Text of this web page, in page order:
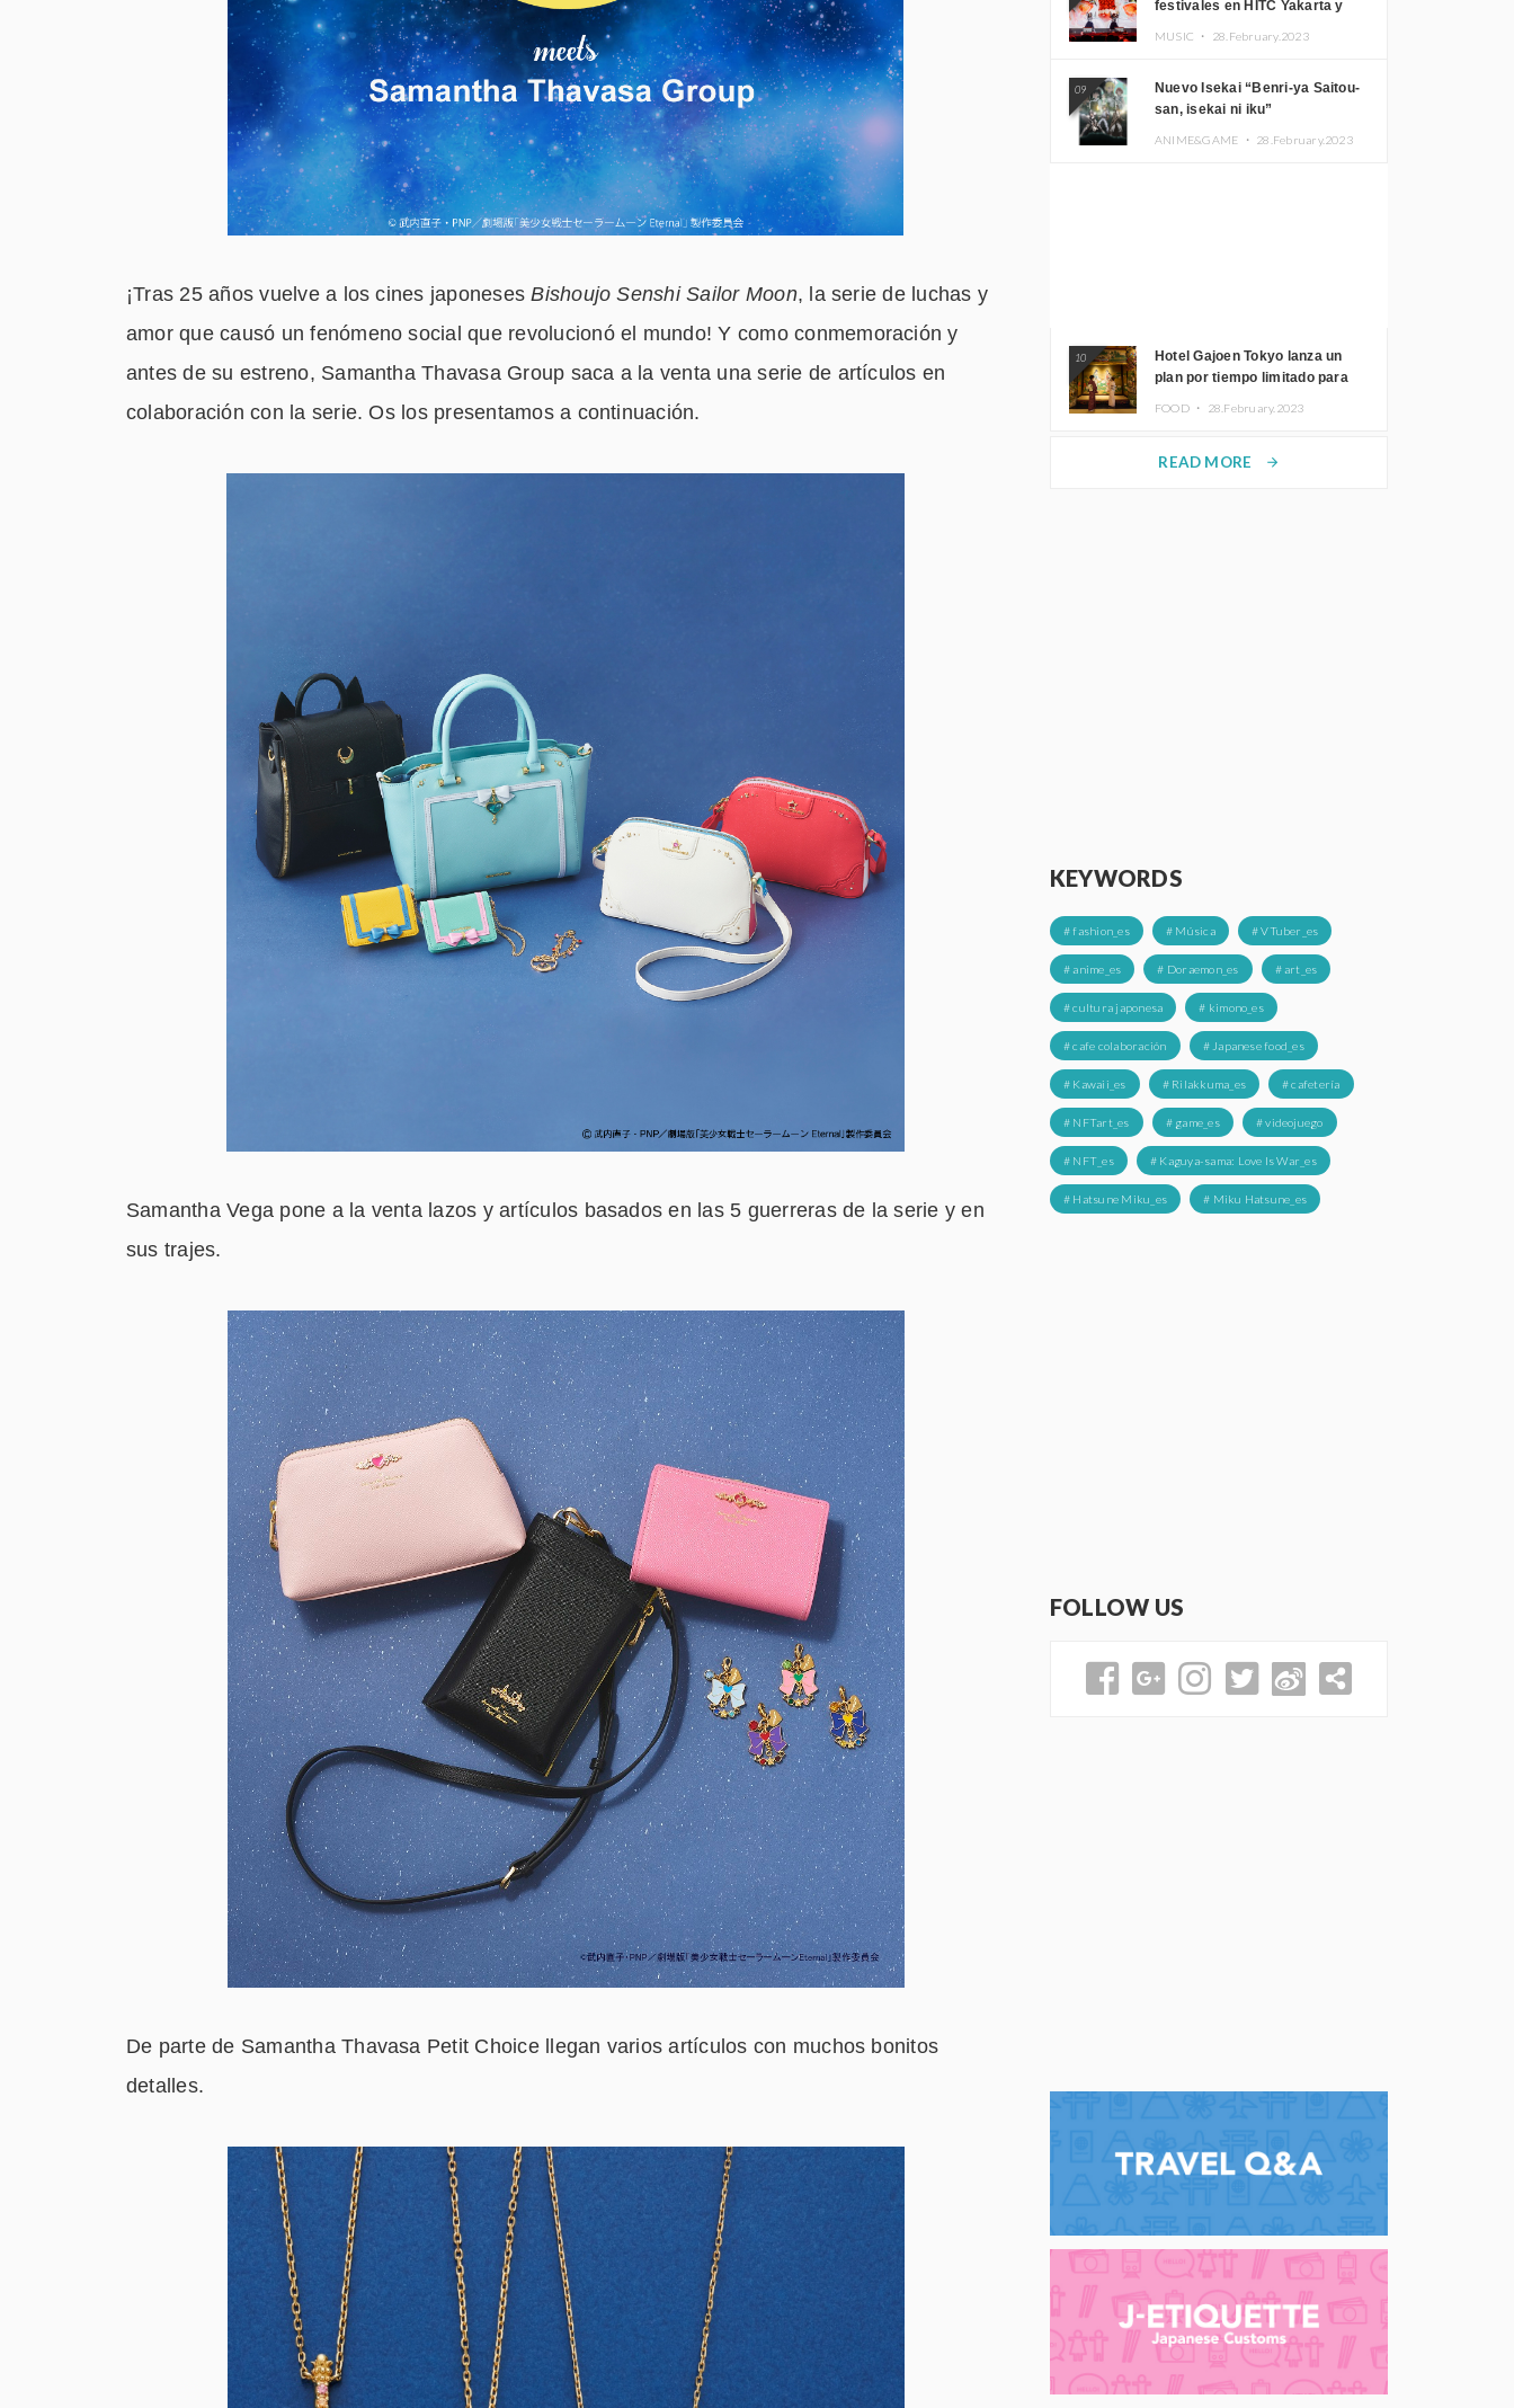
¡Tras 25 años vuelve a los cines japonesesBishoujo Senshi Sailor Moon, la serie de luchas y
amor que causó un fenómeno social que revolucionó el mundo! Y como conmemoración y
antes de su estreno, Samantha Thavasa Group saca a la venta una serie de artículos en
colaboración con la serie. Os los presentamos a continuación.
Samantha Vega pone a la venta lazos y artículos basados en las 5 guerreras de la serie y en
sus trajes.
De parte de Samantha Thavasa Petit Choice llegan varios artículos con muchos bonitos
detalles.
festivales en HITC Yakarta y
MUSIC ・ 28.February.2023
09
Nuevo Isekai “Benri-ya Saitou-
san, isekai ni iku”
ANIME&GAME ・ 28.February.2023
10
Hotel Gajoen Tokyo lanza un
plan por tiempo limitado para
FOOD ・ 28.February.2023
READ MORE arrow_forward
KEYWORDS
# fashion_es # Música # VTuber_es
# anime_es # Doraemon_es # art_es
# cultura japonesa # kimono_es
# cafe colaboración # Japanese food_es
# Kawaii_es # Rilakkuma_es # cafetería
# NFTart_es # game_es # videojuego
# NFT_es # Kaguya-sama: Love Is War_es
# Hatsune Miku_es # Miku Hatsune_es
FOLLOW US